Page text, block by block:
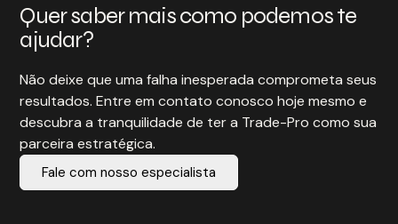
Quer saber mais como podemos te
ajudar?
Não deixe que uma falha inesperada comprometa seus
resultados. Entre em contato conosco hoje mesmo e
descubra a tranquilidade de ter a Trade-Pro como sua
parceira estratégica.
Fale com nosso especialista